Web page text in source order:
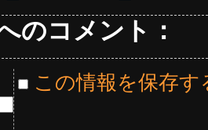
のコメント：
この情報を保存す